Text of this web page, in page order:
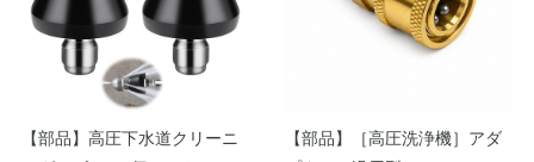
【部品】高圧下水道クリーニ
【部品】［高圧洗浄機］アダ